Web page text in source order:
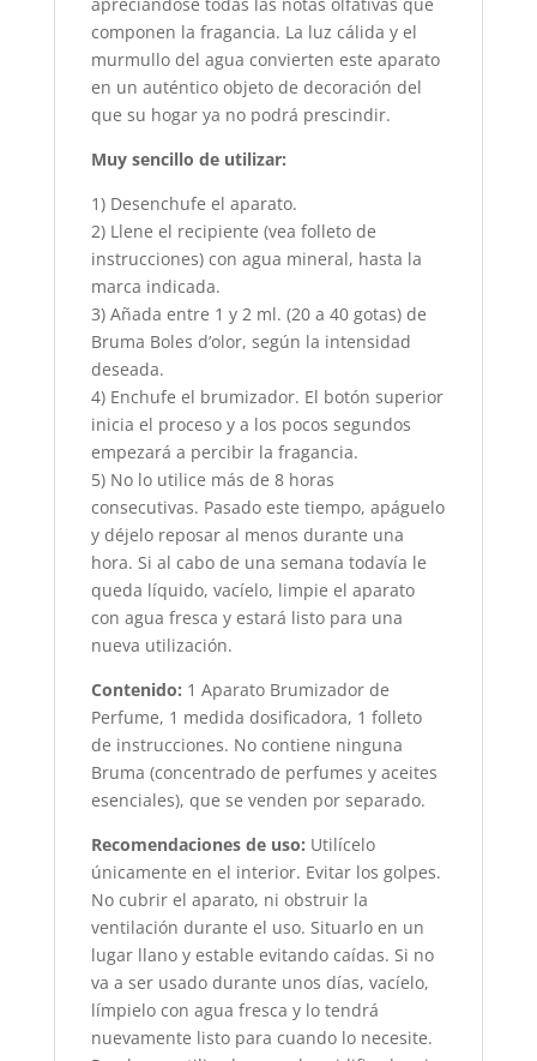
apreciándose todas las notas olfativas que
componen la fragancia. La luz cálida y el
murmullo del agua convierten este aparato
en un auténtico objeto de decoración del
que su hogar ya no podrá prescindir.
Muy sencillo de utilizar:
1) Desenchufe el aparato.
2) Llene el recipiente (vea folleto de
instrucciones) con agua mineral, hasta la
marca indicada.
3) Añada entre 1 y 2 ml. (20 a 40 gotas) de
Bruma Boles d’olor, según la intensidad
deseada.
4) Enchufe el brumizador. El botón superior
inicia el proceso y a los pocos segundos
empezará a percibir la fragancia.
5) No lo utilice más de 8 horas
consecutivas. Pasado este tiempo, apáguelo
y déjelo reposar al menos durante una
hora. Si al cabo de una semana todavía le
queda líquido, vacíelo, limpie el aparato
con agua fresca y estará listo para una
nueva utilización.
Contenido: 1 Aparato Brumizador de
Perfume, 1 medida dosificadora, 1 folleto
de instrucciones. No contiene ninguna
Bruma (concentrado de perfumes y aceites
esenciales), que se venden por separado.
Recomendaciones de uso: Utilícelo
únicamente en el interior. Evitar los golpes.
No cubrir el aparato, ni obstruir la
ventilación durante el uso. Situarlo en un
lugar llano y estable evitando caídas. Si no
va a ser usado durante unos días, vacíelo,
límpielo con agua fresca y lo tendrá
nuevamente listo para cuando lo necesite.